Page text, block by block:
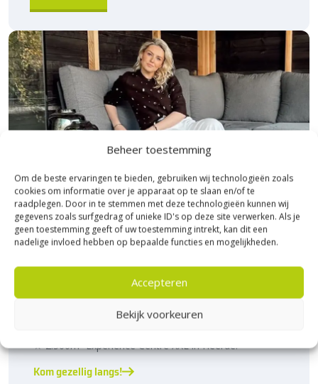
Beheer toestemming
Om de beste ervaringen te bieden, gebruiken wij technologieën zoals
cookies om informatie over je apparaat op te slaan en/of te
raadplegen. Door in te stemmen met deze technologieën kunnen wij
gegevens zoals surfgedrag of unieke ID's op deze site verwerken. Als je
geen toestemming geeft of uw toestemming intrekt, kan dit een
nadelige invloed hebben op bepaalde functies en mogelijkheden.
Accepteren
Bekijk voorkeuren
Bijna het gehele Kijlstra assortiment vind je in het
★ 2.500m² Experience Centre XXL in Heerde!
Kom gezellig langs!